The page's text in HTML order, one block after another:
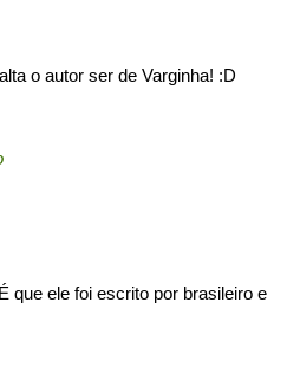
o autor ser de Varginha! :D
que ele foi escrito por brasileiro e